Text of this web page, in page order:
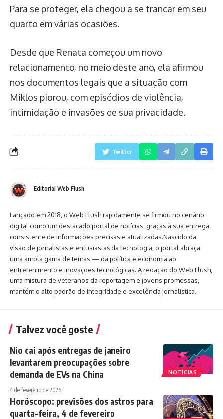
Para se proteger, ela chegou a se trancar em seu
quarto em várias ocasiões.
Desde que Renata começou um novo
relacionamento, no meio deste ano, ela afirmou
nos documentos legais que a situação com
Miklos piorou, com episódios de violência,
intimidação e invasões de sua privacidade.
Twitter
Editorial Web Flush
Lançado em 2018, o Web Flush rapidamente se firmou no cenário
digital como um destacado portal de notícias, graças à sua entrega
consistente de informações precisas e atualizadas.Nascido da
visão de jornalistas e entusiastas da tecnologia, o portal abraça
uma ampla gama de temas — da política e economia ao
entretenimento e inovações tecnológicas. A redação do Web Flush,
uma mistura de veteranos da reportagem e jovens promessas,
mantém o alto padrão de integridade e excelência jornalística.
Talvez você goste
NOTÍCIAS
Nio cai após entregas de janeiro
levantarem preocupações sobre
demanda de EVs na China
4 de fevereiro de 2026
Horóscopo: previsões dos astros para
quarta-feira, 4 de fevereiro